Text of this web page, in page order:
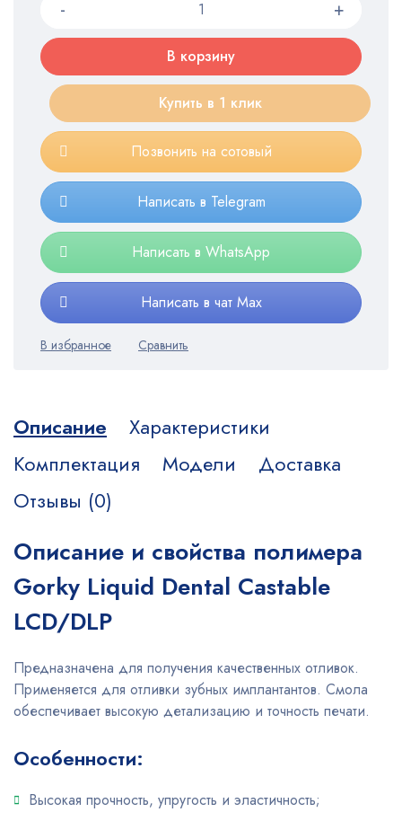
В корзину
Купить в 1 клик
Позвонить на сотовый
Написать в Telegram
Написать в WhatsApp
Написать в чат Max
Описание
Характеристики
Комплектация
Модели
Доставка
Отзывы (0)
Описание и свойства полимера
Gorky Liquid Dental Castable
LCD/DLP
Предназначена для получения качественных отливок.
Применяется для отливки зубных имплантантов. Смола
обеспечивает высокую детализацию и точность печати.
Особенности:
Высокая прочность, упругость и эластичность;